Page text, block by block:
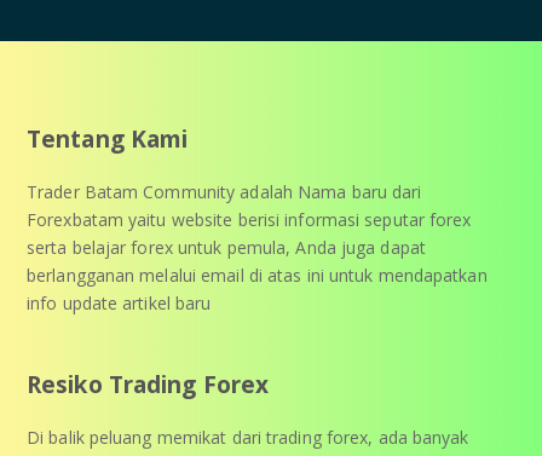
Tentang Kami
Trader Batam Community adalah Nama baru dari
Forexbatam yaitu website berisi informasi seputar forex
serta belajar forex untuk pemula, Anda juga dapat
berlangganan melalui email di atas ini untuk mendapatkan
info update artikel baru
Resiko Trading Forex
Di balik peluang memikat dari trading forex, ada banyak